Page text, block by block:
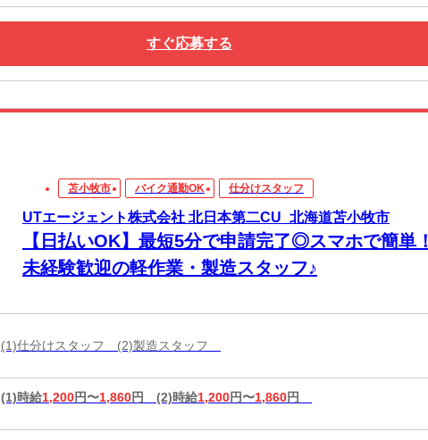
すぐ応募する
苫小牧市 バイク通勤OK 仕分けスタッフ
UTエージェント株式会社 北日本第二CU_北海道苫小牧市
【日払いOK】最短5分で申請完了◎スマホで簡単！
未経験歓迎の軽作業・製造スタッフ♪
(1)仕分けスタッフ (2)製造スタッフ
(1)時給1,200円〜1,860円 (2)時給1,200円〜1,860円